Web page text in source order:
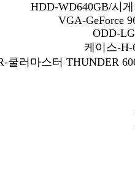
HDD-WD640GB/시
VGA-GeForce
ODD-
케이스-
쿨러마스터 THUNDER